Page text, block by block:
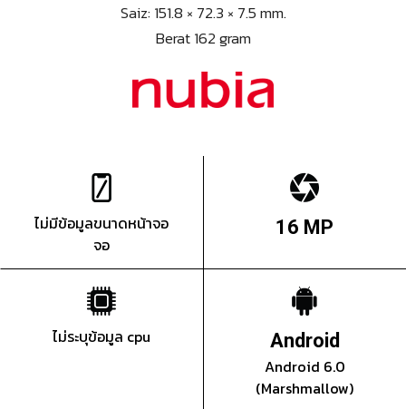
Saiz: 151.8 × 72.3 × 7.5 mm.
Berat 162 gram
ไม่มีข้อมูลขนาดหน้าจอ
จอ
16 MP
ไม่ระบุข้อมูล cpu Android
Android 6.0
(Marshmallow)